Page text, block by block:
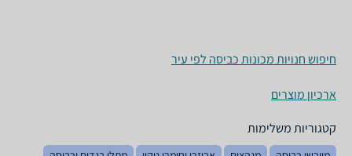
חיפוש חנויות מכונות כביסה לפי עיר
ארכיון מוצרים
קטגוריות משלימות